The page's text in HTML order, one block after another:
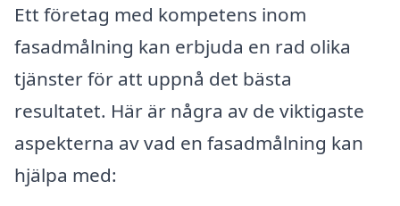
Ett företag med kompetens inom
fasadmålning kan erbjuda en rad olika
tjänster för att uppnå det bästa
resultatet. Här är några av de viktigaste
aspekterna av vad en fasadmålning kan
hjälpa med: